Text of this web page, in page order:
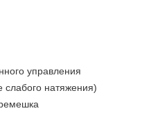
управления
натяжения)